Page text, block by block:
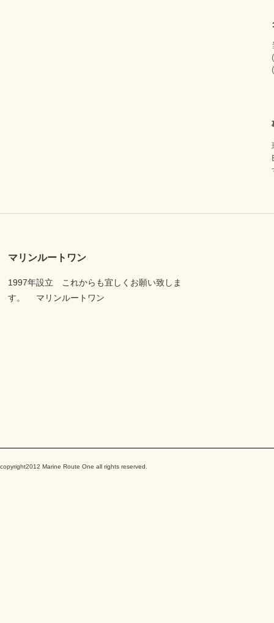
マリンルートワン
1997年設立 これからも宜しくお願い致しま
す。 マリンルートワン
copyright2012 Marine Route One all rights reserved.